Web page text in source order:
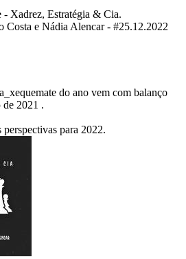
- Xadrez, Estratégia & Cia.
Costa e Nádia Alencar - #25.12.2022
do ano vem com balanço
de 2021 .
para 2022.